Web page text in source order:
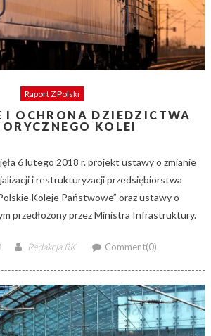
Raport Z Polski
I OCHRONA DZIEDZICTWA
KOLEI
6 lutego 2018 r. projekt ustawy o zmianie
i restrukturyzacji przedsiębiorstwa
Koleje Państwowe” oraz ustawy o
przedłożony przez Ministra Infrastruktury.
Author
Redakcja RK Comment(0)